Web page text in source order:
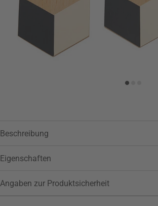
Beschreibung
Eigenschaften
Angaben zur Produktsicherheit